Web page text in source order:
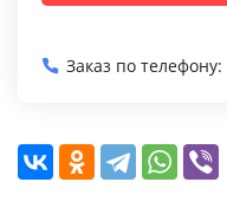
Заказ по телефону: